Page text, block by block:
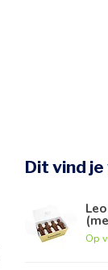
Dit vind
Op